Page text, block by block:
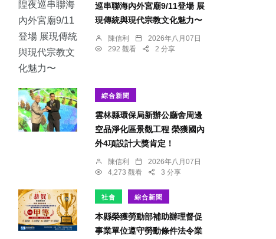
巡串聯海內外宮廟9/11登場 展
現傳統與現代宗教文化魅力〜
陳信利
2026年八月07日
292 觀看
2 分享
綜合新聞
雲林縣環保局新辦公廳舍周邊
空品淨化區景觀工程 榮獲國內
外4項設計大獎肯定！
陳信利
2026年八月07日
4,273 觀看
3 分享
社會 綜合新聞
本縣榮獲勞動部補助辦理督促
事業單位遵守勞動條件法令業